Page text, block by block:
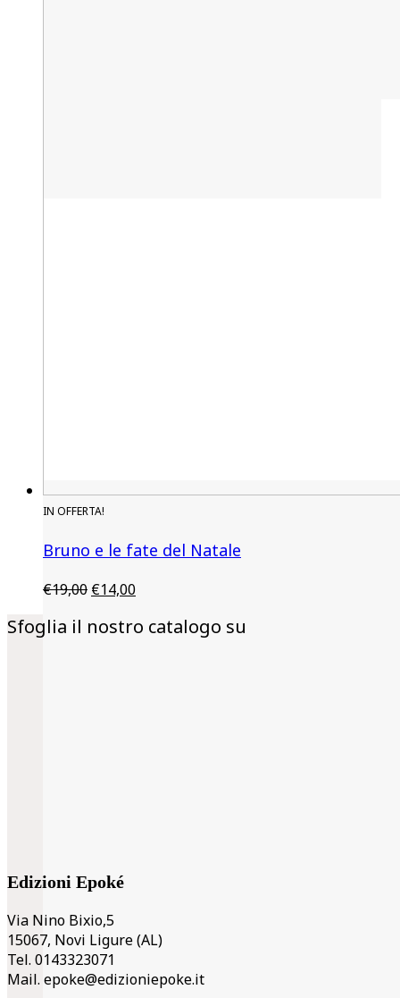
IN OFFERTA!
Bruno e le fate del Natale
€19,00 €14,00
Sfoglia il nostro catalogo su
Edizioni Epoké
Via Nino Bixio,5
15067, Novi Ligure (AL)
Tel. 0143323071
Mail. epoke@edizioniepoke.it